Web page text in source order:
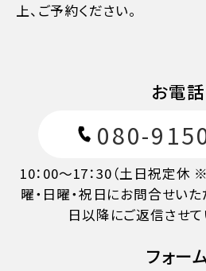
上、ご予約ください。
お電話
080-
10：00～17：30（土日祝定
曜・日曜・祝日にお問合せい
日以降にご返信させ
フォー